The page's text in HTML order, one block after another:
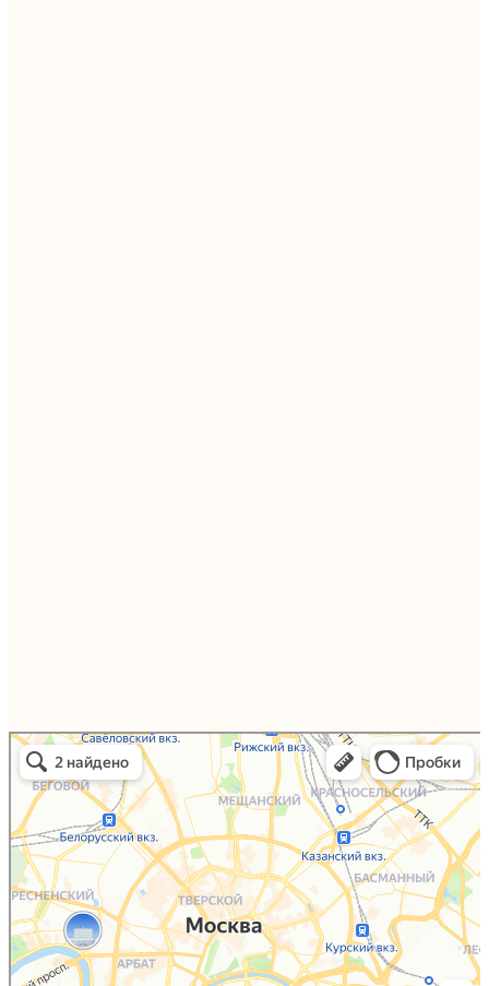
Упаковали Онлайн в Москве
Москва